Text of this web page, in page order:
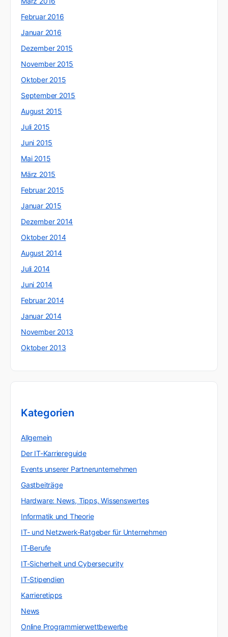
Februar 2016
Januar 2016
Dezember 2015
November 2015
Oktober 2015
September 2015
August 2015
Juli 2015
Juni 2015
Mai 2015
März 2015
Februar 2015
Januar 2015
Dezember 2014
Oktober 2014
August 2014
Juli 2014
Juni 2014
Februar 2014
Januar 2014
November 2013
Oktober 2013
Kategorien
Allgemein
Der IT-Karriereguide
Events unserer Partnerunternehmen
Gastbeiträge
Hardware: News, Tipps, Wissenswertes
Informatik und Theorie
IT- und Netzwerk-Ratgeber für Unternehmen
IT-Berufe
IT-Sicherheit und Cybersecurity
IT-Stipendien
Karrieretipps
News
Online Programmierwettbewerbe